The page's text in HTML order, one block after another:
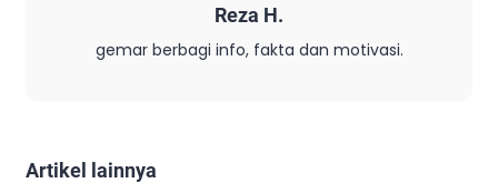
Reza H.
gemar berbagi info, fakta dan motivasi.
Artikel lainnya